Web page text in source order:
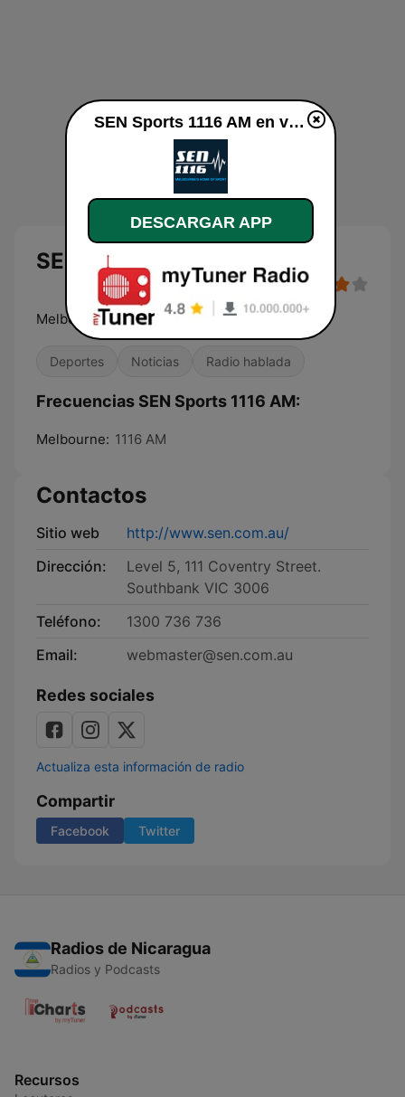
SEN Sports 1116 AM
Melbourne's Home of Sport
Deportes Noticias Radio hablada
Frecuencias SEN Sports 1116 AM:
Melbourne: 1116 AM
Contactos
Sitio web
http://www.sen.com.au/
Dirección:
Level 5, 111 Coventry Street.
Southbank VIC 3006
Teléfono:
1300 736 736
Email:
webmaster@sen.com.au
Redes sociales
Actualiza esta información de radio
Compartir
Facebook Twitter
Radios de Nicaragua
Radios y Podcasts
Recursos
SEN Sports 1116 AM en vivo
DESCARGAR APP